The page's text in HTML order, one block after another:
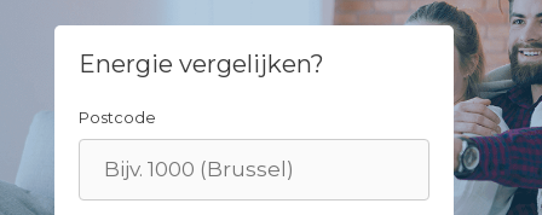
Energie vergelijken?
Postcode